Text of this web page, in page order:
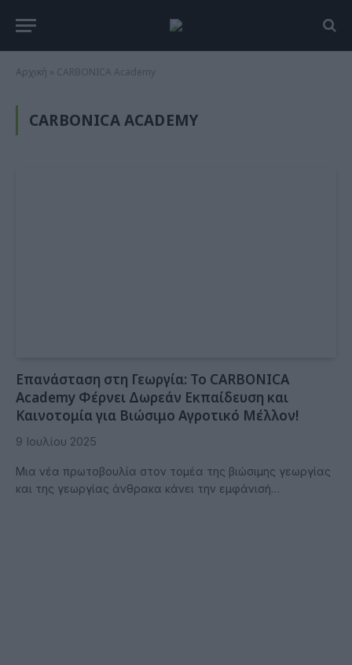
Αρχική CARBONICA Academy
CARBONICA ACADEMY
Επανάσταση στη Γεωργία: Το CARBONICA
Academy Φέρνει Δωρεάν Εκπαίδευση και
Καινοτομία για Βιώσιμο Αγροτικό Μέλλον!
9 Ιουλίου 2025
Μια νέα πρωτοβουλία στον τομέα της βιώσιμης γεωργίας
και της γεωργίας άνθρακα κάνει την εμφάνισή…